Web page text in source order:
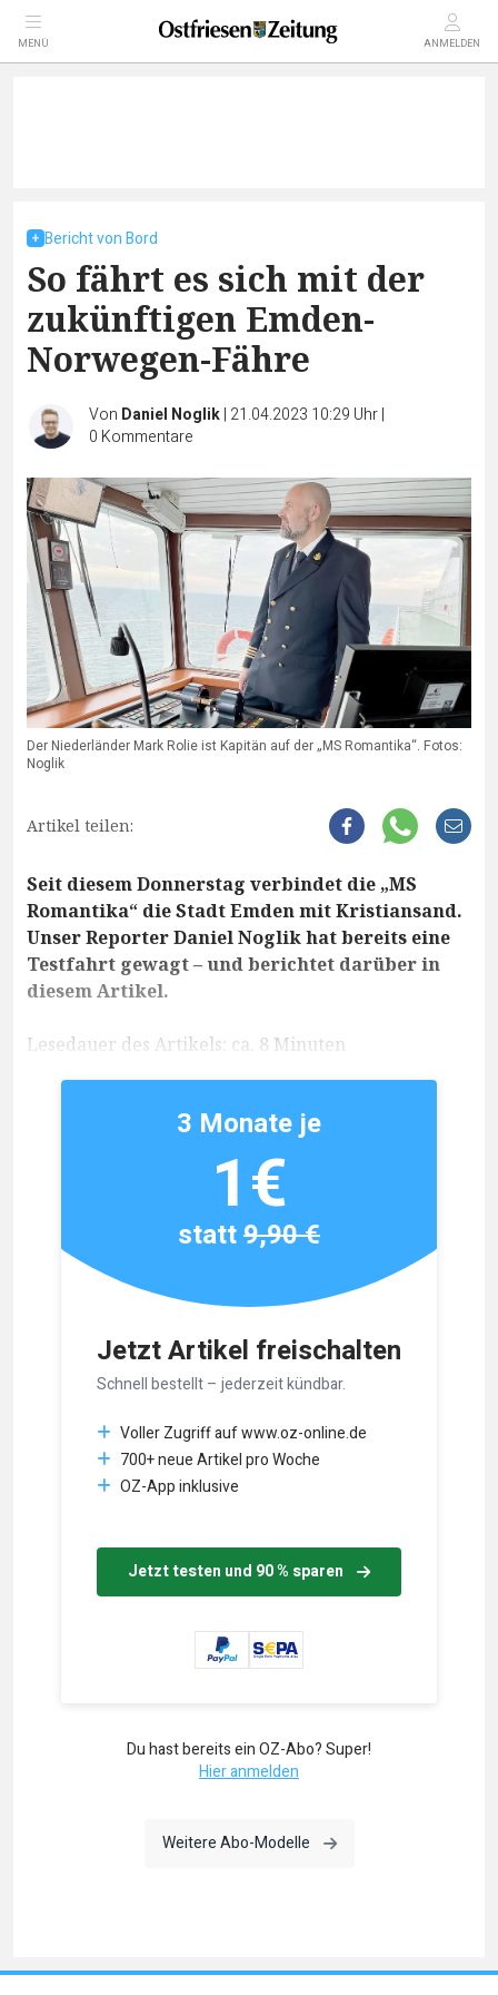
MENÜ ANMELDEN
Bericht von Bord
So fährt es sich mit der
zukünftigen Emden-
Norwegen-Fähre
Von Daniel Noglik| 21.04.2023 10:29 Uhr|
0 Kommentare
Der Niederländer Mark Rolie ist Kapitän auf der „MS Romantika“. Fotos:
Noglik
Artikel teilen:
Seit diesem Donnerstag verbindet die „MS
Romantika“ die Stadt Emden mit Kristiansand.
Unser Reporter Daniel Noglik hat bereits eine
Testfahrt gewagt – und berichtet darüber in
diesem Artikel.
Lesedauer des Artikels: ca. 8 Minuten
Jetzt Artikel freischalten
Schnell bestellt – jederzeit kündbar.
Voller Zugriff auf www.oz-online.de
700+ neue Artikel pro Woche
OZ-App inklusive
Jetzt testen und 90 % sparen
3 Monate je
1€
statt9,90 €
Du hast bereits ein OZ-Abo? Super!
Hier anmelden
Weitere Abo-Modelle